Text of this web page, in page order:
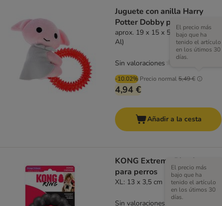
Juguete con anilla Harry
Potter Dobby para perros
aprox. 19 x 15 x 5 cm (L x An x
Al)
-10.02% Precio normal5,49 €
El precio más
bajo que ha
tenido el artículo
en los útimos 30
días.
4,94 €
Sin valoraciones
Añadir a la cesta
KONG Extreme Ring juguete
para perros
XL: 13 x 3,5 cm (Diám x Al)
El precio más
bajo que ha
tenido el artículo
en los útimos 30
días.
Sin valoraciones